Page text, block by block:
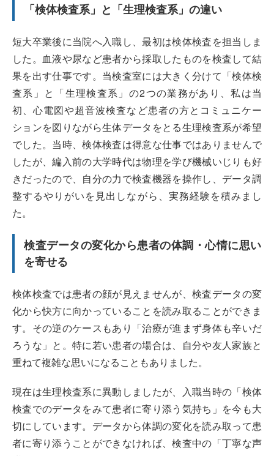
「検体検査系」と「生理検査系」の違い
短大卒業後に当院へ入職し、最初は検体検査を担当しま
した。血液や尿など患者から採取したものを検査して結
果を出す仕事です。当検査室には大きく分けて「検体検
査系」と「生理検査系」の2つの業務があり、私は当
初、心電図や超音波検査など患者の方とコミュニケー
ションを図りながら生体データをとる生理検査系が希望
でした。当時、検体検査は得意な仕事ではありませんで
したが、編入前の大学時代は物理を学び機械いじりも好
きだったので、自分の力で検査機器を操作し、データ調
整するやりがいを見出しながら、実務経験を積みまし
た。
検査データの変化から患者の体調・心情に思い
を寄せる
検体検査では患者の顔が見えませんが、検査データの変
化から快方に向かっていることを読み取ることができま
す。その逆のケースもあり「治療が進まず身体も辛いだ
ろうな」と。特に若い患者の場合は、自分や友人家族と
重ねて複雑な思いになることもありました。
現在は生理検査系に異動しましたが、入職当時の「検体
検査でのデータをみて患者に寄り添う気持ち」を今も大
切にしています。データから体調の変化を読み取って患
者に寄り添うことができなければ、検査中の「丁寧な声